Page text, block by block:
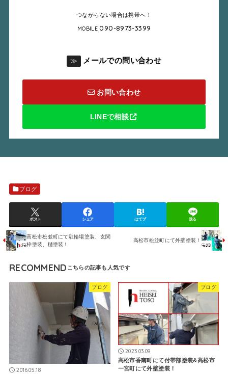
つながらない場合は携帯へ！
MOBILE090-8973-3399
≫ メールでの問い合わせ
お問い合わせ
LINEで相談
ブログ
ポスト シェア はてブ 送る
高松市松並町にて駐輪場塗装、玄関
枠塗装、樋塗装！
高松市松並町にて外壁塗装！
RECOMMEND
ブログ
2016.05.18
ブログ
2023.03.09
高松市香南町にて付帯部塗装&高松市
一宮町にて外壁塗装！